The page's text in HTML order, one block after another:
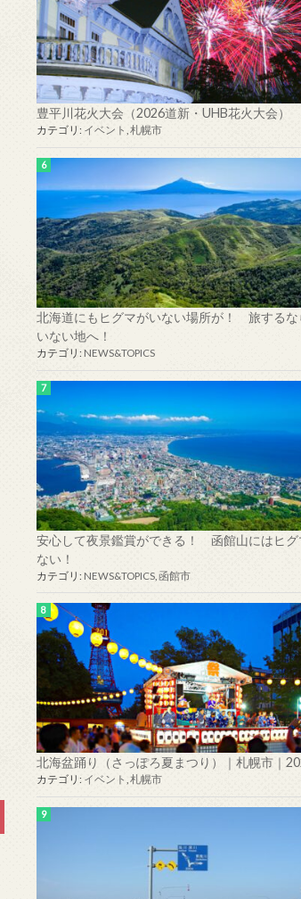
豊平川花火大会（2026道新・UHB花火大会）
カテゴリ: イベント 札幌市
北海道にもヒグマがいない場所が！ 旅するな
いない地へ！
カテゴリ: NEWS&TOPICS
安心して夜景鑑賞ができる！ 函館山にはヒグ
ない！
カテゴリ: NEWS&TOPICS 函館市
北海盆踊り（さっぽろ夏まつり）｜札幌市｜
カテゴリ: イベント 札幌市